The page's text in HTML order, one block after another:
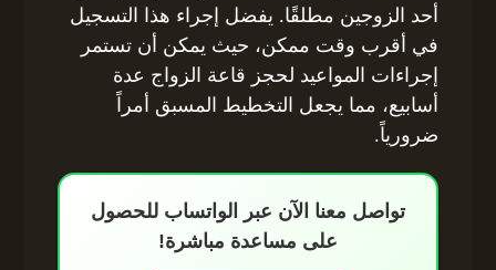
أحد الزوجين مطلقًا. يفضل إجراء هذا التسجيل
في أقرب وقت ممكن، حيث يمكن أن تستمر
إجراءات المواعيد لحجز قاعة الزواج عدة
أسابيع، مما يجعل التخطيط المسبق أمراً
ضرورياً.
تواصل معنا الآن عبر الواتساب للحصول
على مساعدة مباشرة!